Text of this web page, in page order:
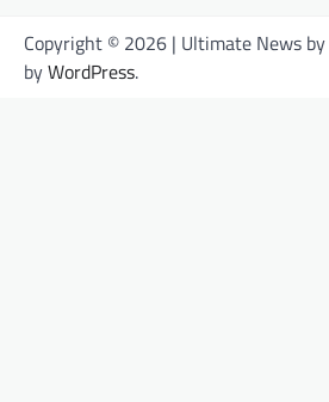
Copyright © 2026 | Ultimate News by
byWordPress.